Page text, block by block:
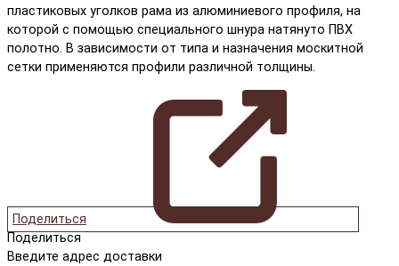
пластиковых уголков рама из алюминиевого профиля, на
которой с помощью специального шнура натянуто ПВХ
полотно. В зависимости от типа и назначения москитной
сетки применяются профили различной толщины.
Поделиться
Поделиться
Введите адрес доставки